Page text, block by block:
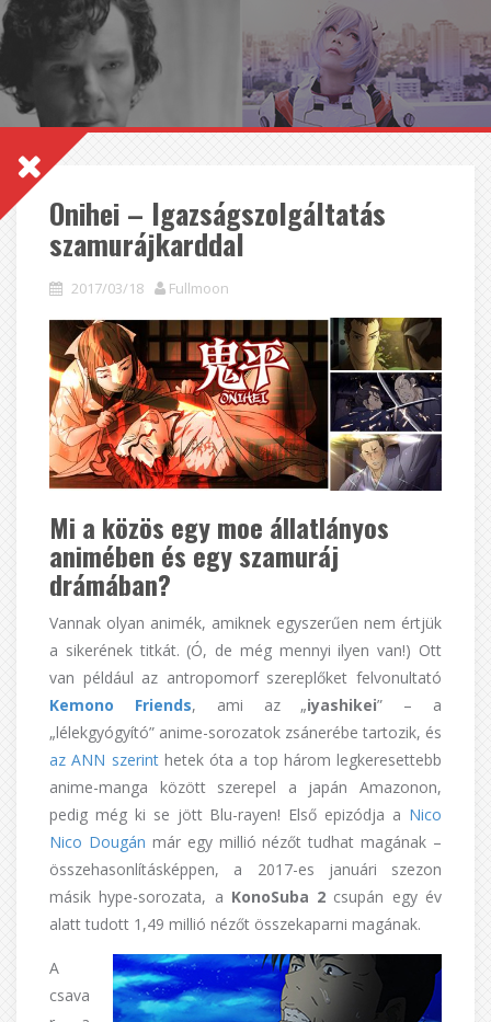
Onihei – Igazságszolgáltatás
szamurájkarddal
2017/03/18 Fullmoon
Mi a közös egy moe állatlányos
animében és egy szamuráj
drámában?
Vannak olyan animék, amiknek egyszerűen nem értjük
a sikerének titkát. (Ó, de még mennyi ilyen van!) Ott
van például az antropomorf szereplőket felvonultató
Kemono Friends, ami az „iyashikei” – a
„lélekgyógyító” anime-sorozatok zsánerébe tartozik, és
az ANN szerinthetek óta a top három legkeresettebb
anime-manga között szerepel a japán Amazonon,
pedig még ki se jött Blu-rayen! Első epizódja a Nico
Nico Dougán már egy millió nézőt tudhat magának –
összehasonlításképpen, a 2017-es januári szezon
másik hype-sorozata, a KonoSuba 2 csupán egy év
alatt tudott 1,49 millió nézőt összekaparni magának.
A
csava